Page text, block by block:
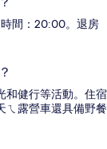
間：20:00。退房
和健行等活動。住宿
ㄟ露營車還具備野餐